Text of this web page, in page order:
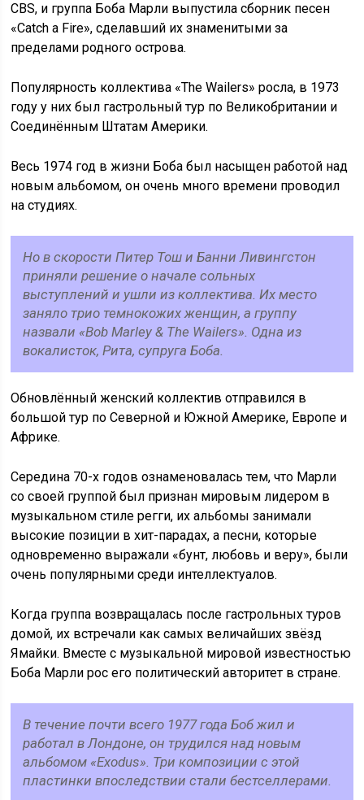
CBS, и группа Боба Марли выпустила сборник песен
«Catch a Fire», сделавший их знаменитыми за
пределами родного острова.
Популярность коллектива «The Wailers» росла, в 1973
году у них был гастрольный тур по Великобритании и
Соединённым Штатам Америки.
Весь 1974 год в жизни Боба был насыщен работой над
новым альбомом, он очень много времени проводил
на студиях.
Но в скорости Питер Тош и Банни Ливингстон
приняли решение о начале сольных
выступлений и ушли из коллектива. Их место
заняло трио темнокожих женщин, а группу
назвали «Bob Marley & The Wailers». Одна из
вокалисток, Рита, супруга Боба.
Обновлённый женский коллектив отправился в
большой тур по Северной и Южной Америке, Европе и
Африке.
Середина 70-х годов ознаменовалась тем, что Марли
со своей группой был признан мировым лидером в
музыкальном стиле регги, их альбомы занимали
высокие позиции в хит-парадах, а песни, которые
одновременно выражали «бунт, любовь и веру», были
очень популярными среди интеллектуалов.
Когда группа возвращалась после гастрольных туров
домой, их встречали как самых величайших звёзд
Ямайки. Вместе с музыкальной мировой известностью
Боба Марли рос его политический авторитет в стране.
В течение почти всего 1977 года Боб жил и
работал в Лондоне, он трудился над новым
альбомом «Exodus». Три композиции с этой
пластинки впоследствии стали бестселлерами.